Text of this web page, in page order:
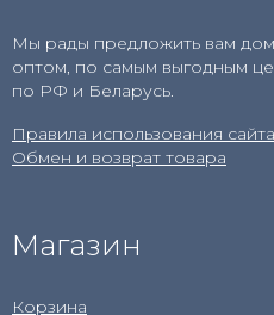
Мы рады предложить вам
оптом, по самым выгодным
по РФ и Беларусь.
Правила использования сайта
Обмен и возврат товара
Магазин
Корзина